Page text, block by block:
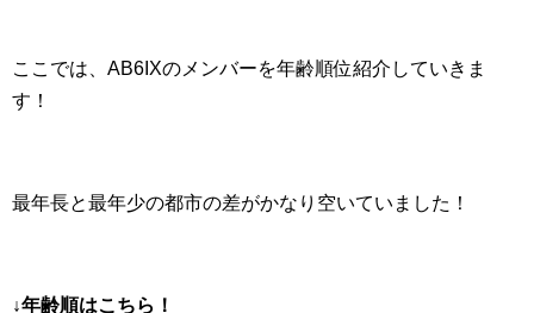
ここでは、AB6IXのメンバーを年齢順位紹介していきま
す！
最年長と最年少の都市の差がかなり空いていました！
↓年齢順はこちら！